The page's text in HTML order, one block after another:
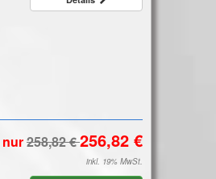
nur
inkl. 19% MwSt.